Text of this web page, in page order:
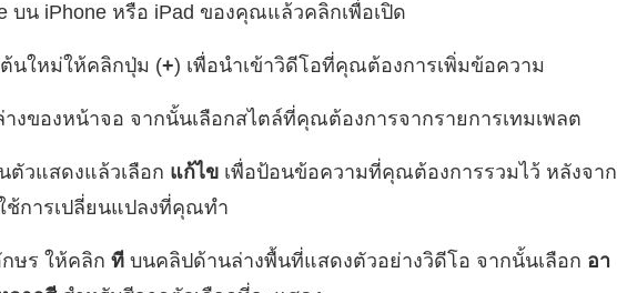
บน iPhone หรือ iPad ของคุณแล้วคลิกเพื่อเปิด
นใหม่ให้คลิกปุ่ม (+) เพื่อนำเข้าวิดีโอที่คุณต้องการเพิ่มข้อความ
งของหน้าจอ จากนั้นเลือกสไตล์ที่คุณต้องการจากรายการเทมเพลต
ตัวแสดงแล้วเลือก แก้ไข เพื่อป้อนข้อความที่คุณต้องการรวมไว้ หลังจาก
ช้การเปลี่ยนแปลงที่คุณทำ
ษร ให้คลิก ที บนคลิปด้านล่างพื้นที่แสดงตัวอย่างวิดีโอ จากนั้นเลือก อา